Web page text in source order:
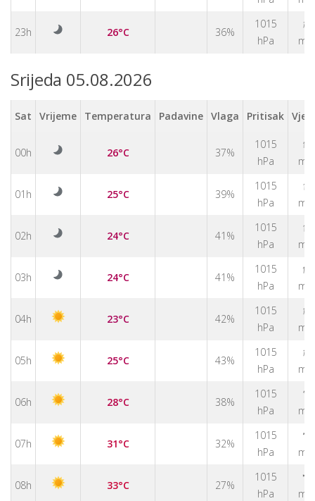
23h 26°C 36%
1015
hPa
↑
m/s
Srijeda 05.08.2026
Sat Vrijeme Temperatura Padavine Vlaga Pritisak
00h 26°C 37%
1015
hPa
↑
m/s
01h 25°C 39%
1015
hPa
↑
m/s
02h 24°C 41%
1015
hPa
↑
m/s
03h 24°C 41%
1015
hPa
↑
m/s
04h 23°C 42%
1015
hPa
↑
m/s
05h 25°C 43%
1015
hPa
↑
m/s
06h 28°C 38%
1015
hPa
↑
m/s
07h 31°C 32%
1015
hPa
↑
m/s
08h 33°C 27%
1015
hPa
↑
m/s